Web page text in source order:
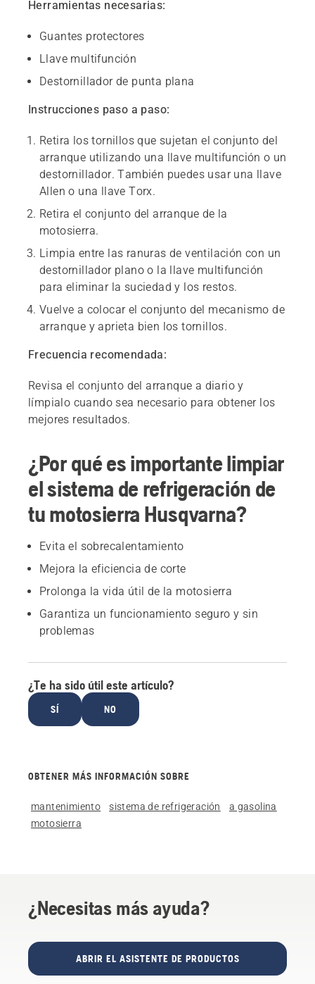
Herramientas necesarias:
Guantes protectores
Llave multifunción
Destornillador de punta plana
Instrucciones paso a paso:
Retira los tornillos que sujetan el conjunto del
arranque utilizando una llave multifunción o un
destornillador. También puedes usar una llave
Allen o una llave Torx.
Retira el conjunto del arranque de la
motosierra.
Limpia entre las ranuras de ventilación con un
destornillador plano o la llave multifunción
para eliminar la suciedad y los restos.
Vuelve a colocar el conjunto del mecanismo de
arranque y aprieta bien los tornillos.
Frecuencia recomendada:
Revisa el conjunto del arranque a diario y
límpialo cuando sea necesario para obtener los
mejores resultados.
¿Por qué es importante limpiar
el sistema de refrigeración de
tu motosierra Husqvarna?
Evita el sobrecalentamiento
Mejora la eficiencia de corte
Prolonga la vida útil de la motosierra
Garantiza un funcionamiento seguro y sin
problemas
¿Te ha sido útil este artículo?
SÍ NO
OBTENER MÁS INFORMACIÓN SOBRE
mantenimiento sistema de refrigeración
a gasolina
motosierra
¿Necesitas más ayuda?
ABRIR EL ASISTENTE DE PRODUCTOS